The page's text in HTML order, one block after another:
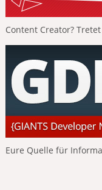
Content Creator?
Eure Quelle für